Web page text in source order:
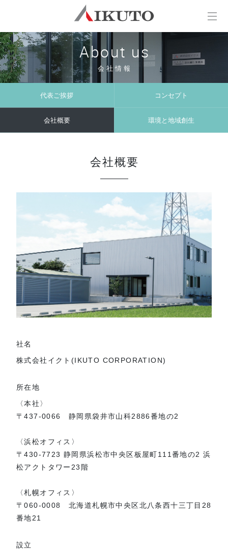
About us
会社情報
代表ご挨拶 コンセプト
会社概要 環境と地域創生
会社概要
社名
株式会社イクト(IKUTO CORPORATION)
所在地
〈本社〉
〒437-0066 静岡県袋井市山科2886番地の2
〈浜松オフィス〉
〒430-7723 静岡県浜松市中央区板屋町111番地の2 浜
松アクトタワー23階
〈札幌オフィス〉
〒060-0008 北海道札幌市中央区北八条西十三丁目28
番地21
設立